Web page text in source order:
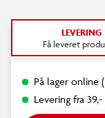
LEVERING
Få leveret
På lager online
Levering fra 39,-